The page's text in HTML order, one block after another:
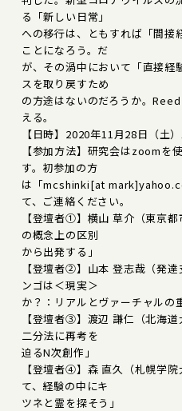
る「新しい日常」
への移行は、ともすれば「間接
ことになろう。だ
が、その渦中において「直接経
スを取り戻すため
の方途はないのだろうか。
える。
【日時】2020年11月28日（土
【参加方法】研究会はzoomを
す。初参加の方
は「mcshinki[at
て、ご連絡ください。
【登壇者①】横山 草介（東京
の概念上の区別
から出発する」
【登壇者②】山本 登志哉（発
ンゴは＜現実＞
か？：リアルとヴァーチャルの
【登壇者③】渡辺 謙仁（北海
二分法に再考を
迫るN次創作」
【登壇者④】森 直久（札幌学
て、経験の中にキ
ツネと霊を探そう」